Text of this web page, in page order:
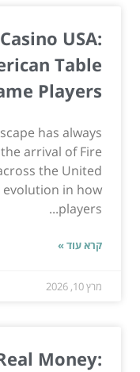
USA:
Table
Players
has always
arrival of Fire
the United
evolution in how
players...
קרא עוד »
מרץ 10, 2026
Money: